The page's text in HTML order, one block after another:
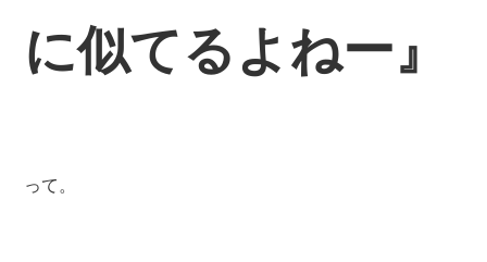
に似てるよねー』
って。